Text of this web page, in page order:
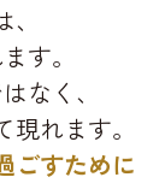
す。
なく、
れます。
ごすために